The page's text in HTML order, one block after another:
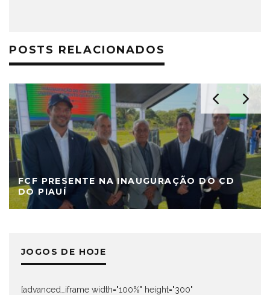
POSTS RELACIONADOS
FCF PRESENTE NA INAUGURAÇÃO DO CD
DO PIAUÍ
JOGOS DE HOJE
[advanced_iframe width="100%" height="300"